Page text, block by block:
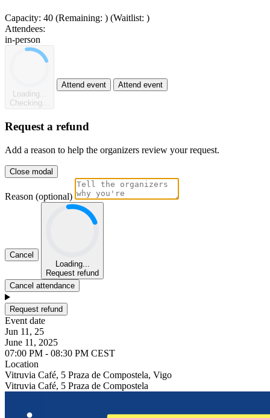
Capacity: 40 (Remaining: ) (Waitlist: )
Attendees:
in-person
Loading...
Checking...
Attend event Attend event
Request a refund
Add a reason to help the organizers review your request.
Close modal
Reason (optional)
Cancel
Loading...
Request refund
Cancel attendance
Request refund
Event date
Jun 11, 25
June 11, 2025
07:00 PM - 08:30 PM CEST
Location
Vitruvia Café, 5 Praza de Compostela, Vigo
Vitruvia Café, 5 Praza de Compostela